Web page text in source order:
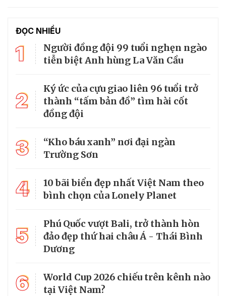
ĐỌC NHIỀU
1
Người đồng đội 99 tuổi nghẹn ngào
tiễn biệt Anh hùng La Văn Cầu
2
Ký ức của cựu giao liên 96 tuổi trở
thành “tấm bản đồ” tìm hài cốt
đồng đội
3
“Kho báu xanh” nơi đại ngàn
Trường Sơn
4
10 bãi biển đẹp nhất Việt Nam theo
bình chọn của Lonely Planet
5
Phú Quốc vượt Bali, trở thành hòn
đảo đẹp thứ hai châu Á - Thái Bình
Dương
6
World Cup 2026 chiếu trên kênh nào
tại Việt Nam?